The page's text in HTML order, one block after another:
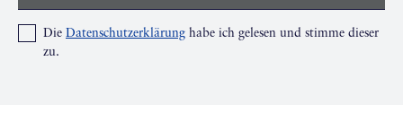
Die Datenschutzerklärung habe ich gelesen und stimme dieser
zu.